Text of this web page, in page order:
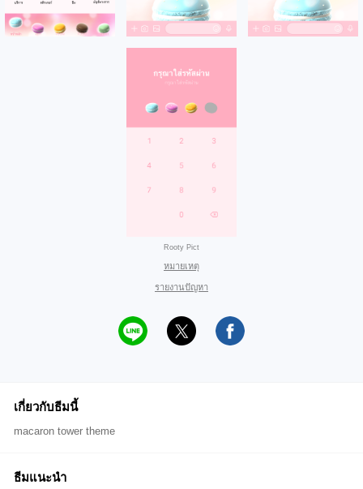
Rooty Pict
หมายเหตุ
รายงานปัญหา
เกี่ยวกับธีมนี้
macaron tower theme
ธีมแนะนำ